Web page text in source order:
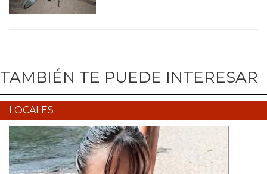
TAMBIÉN TE PUEDE INTERESAR
LOCALES